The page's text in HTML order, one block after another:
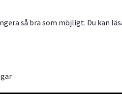
så bra som möjligt. Du kan